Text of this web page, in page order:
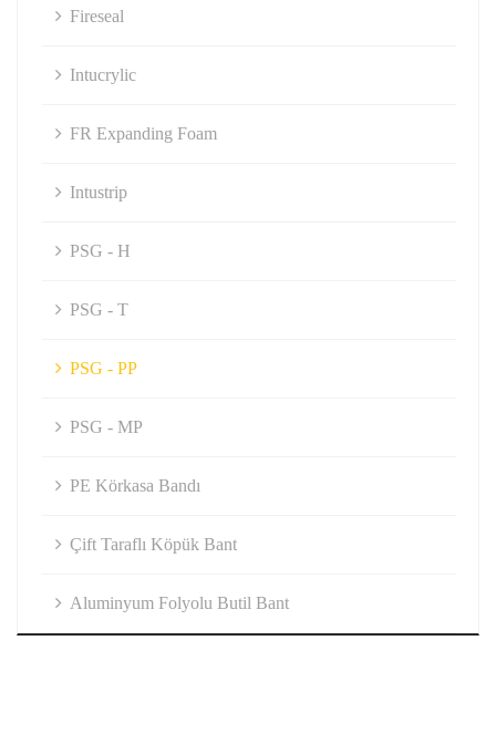
Fireseal
Intucrylic
FR Expanding Foam
Intustrip
PSG - H
PSG - T
PSG - PP
PSG - MP
PE Körkasa Bandı
Çift Taraflı Köpük Bant
Aluminyum Folyolu Butil Bant